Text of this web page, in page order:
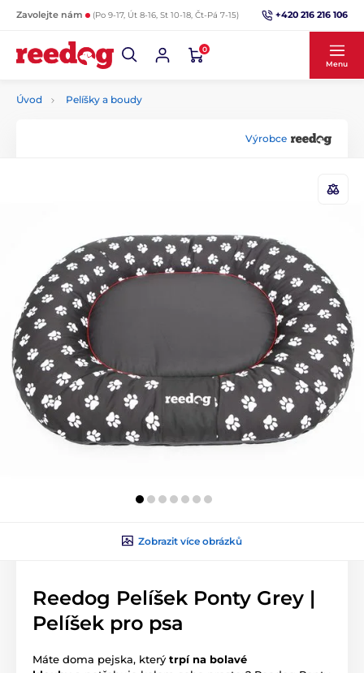
Zavolejte nám (Po 9-17, Út 8-16, St 10-18, Čt-Pá 7-15) +420 216 216 106
0
Menu
Úvod Pelíšky a boudy
Výrobce
Zobrazit více obrázků
Reedog Pelíšek Ponty Grey |
Pelíšek pro psa
Máte doma pejska, který trpí na bolavé